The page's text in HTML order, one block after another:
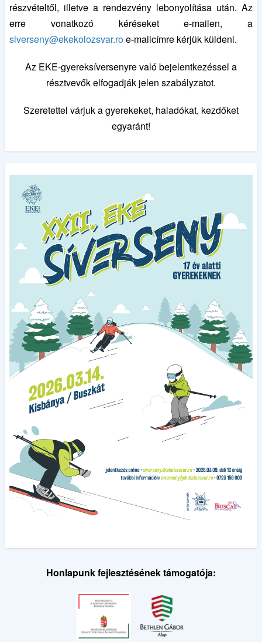
részvételtől, illetve a rendezvény lebonyolítása után. Az
erre vonatkozó kéréseket e-mailen, a
siverseny@ekekolozsvar.roe-mailcímre kérjük küldeni.
Az EKE-gyereksíversenyre való bejelentkezéssel a
résztvevők elfogadják jelen szabályzatot.
Szeretettel várjuk a gyerekeket, haladókat, kezdőket
egyaránt!
Honlapunk fejlesztésének támogatója: